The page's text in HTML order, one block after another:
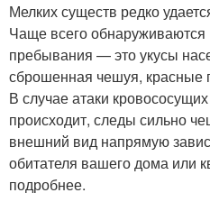
Мелких существ редко
Чаще всего обнаруживаются
пребывания — это укусы
сброшенная чешуя, красные
В случае атаки
происходит, следы сильно
внешний вид напрямую
обитателя вашего дома или
подробнее.